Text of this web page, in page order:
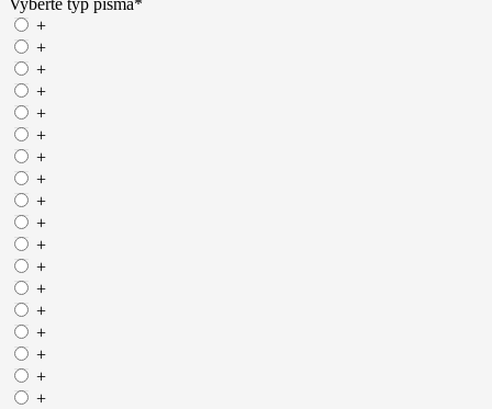
+
+
+
+
+
+
+
+
+
+
+
+
+
+
+
+
+
+